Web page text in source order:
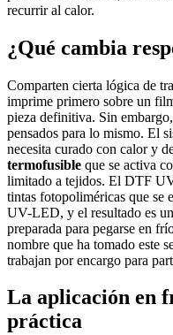
recurrir al calor.
¿Qué cambia
Comparten cierta lógica de
imprime primero sobre un
pieza definitiva. Sin
pensados para lo mismo. El
necesita curado con calor y
termofusible que se activa
limitado a tejidos. El DTF
tintas fotopoliméricas que se
UV-LED, y el resultado es
preparada para pegarse en
nombre que ha tomado este
trabajan por encargo para
La aplicación en
práctica